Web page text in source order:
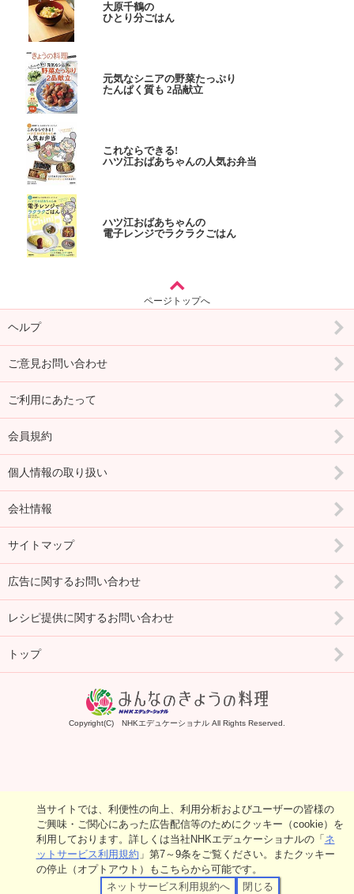
大原千鶴の
ひとり分ごはん
元気なシニアの野菜たっぷり
たんぱく質も 2品献立
これならできる!
ハツ江おばあちゃんの人気お弁当
ハツ江おばあちゃんの
電子レンジでラクラクごはん
ページトップへ
ヘルプ
ご意見お問い合わせ
ご利用にあたって
会員規約
個人情報の取り扱い
会社情報
サイトマップ
広告に関するお問い合わせ
レシピ提供に関するお問い合わせ
トップ
Copyright(C) NHKエデュケーショナル All Rights Reserved.
当サイトでは、利便性の向上、利用分析およびユーザーの皆様の
ご興味・ご関心にあった広告配信等のためにクッキー（cookie）を
利用しております。詳しくは当社NHKエデュケーショナルの「ネ
ットサービス利用規約 」第7～9条をご覧ください。またクッキー
の停止（オプトアウト）もこちらから可能です。
ネットサービス利用規約へ
閉じる